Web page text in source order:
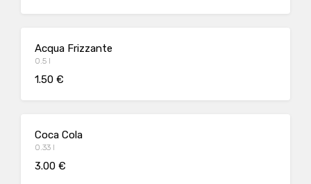
Acqua Frizzante
0.5 l
1.50 €
Coca Cola
0.33 l
3.00 €